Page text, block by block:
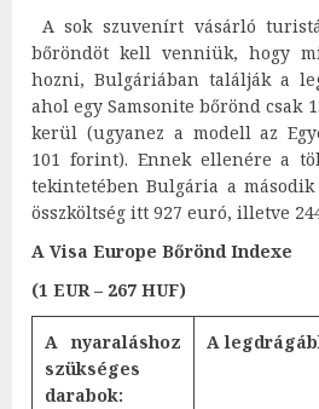
A sok szuvenírt vásárló
bőröndöt kell venniük, hogy
hozni, Bulgáriában találják a
ahol egy Samsonite bőrönd csak
kerül (ugyanez a modell az
101 forint). Ennek ellenére a
tekintetében Bulgária a második
összköltség itt 927 euró, illetve
A Visa Europe Bőrönd Indexe
(1 EUR – 267 HUF)
A nyaraláshoz
szükséges
darabok:
A